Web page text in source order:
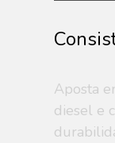
Aposta
diesel e